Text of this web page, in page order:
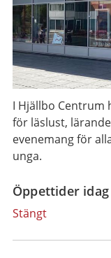
I Hjällbo Centrum
för läslust,
evenemang för
unga.
Öppettider idag
Stängt